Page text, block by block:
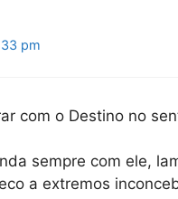
pm
com o Destino no
sempre com ele,
a extremos